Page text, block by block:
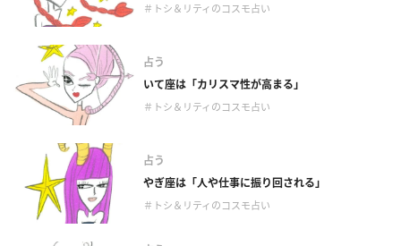
＃トシ＆リティのコスモ占い
占う
いて座は「カリスマ性が高まる」
＃トシ＆リティのコスモ占い
占う
やぎ座は「人や仕事に振り回される」
＃トシ＆リティのコスモ占い